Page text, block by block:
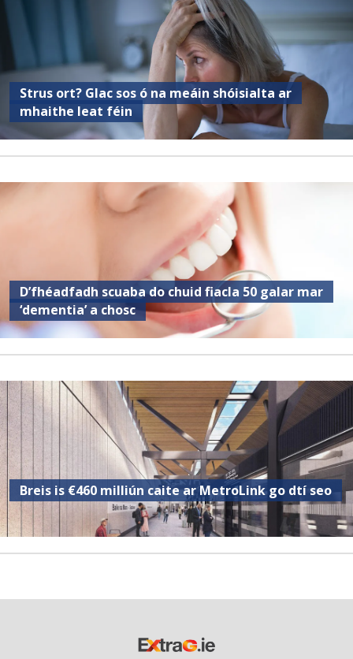
Strus ort? Glac sos ó na meáin shóisialta ar
mhaithe leat féin
D’fhéadfadh scuaba do chuid fiacla 50 galar mar
‘dementia’ a chosc
Breis is €460 milliún caite ar MetroLink go dtí seo